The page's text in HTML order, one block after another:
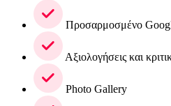
Προσαρμοσμένο
Αξιολογήσεις και
Photo Gallery